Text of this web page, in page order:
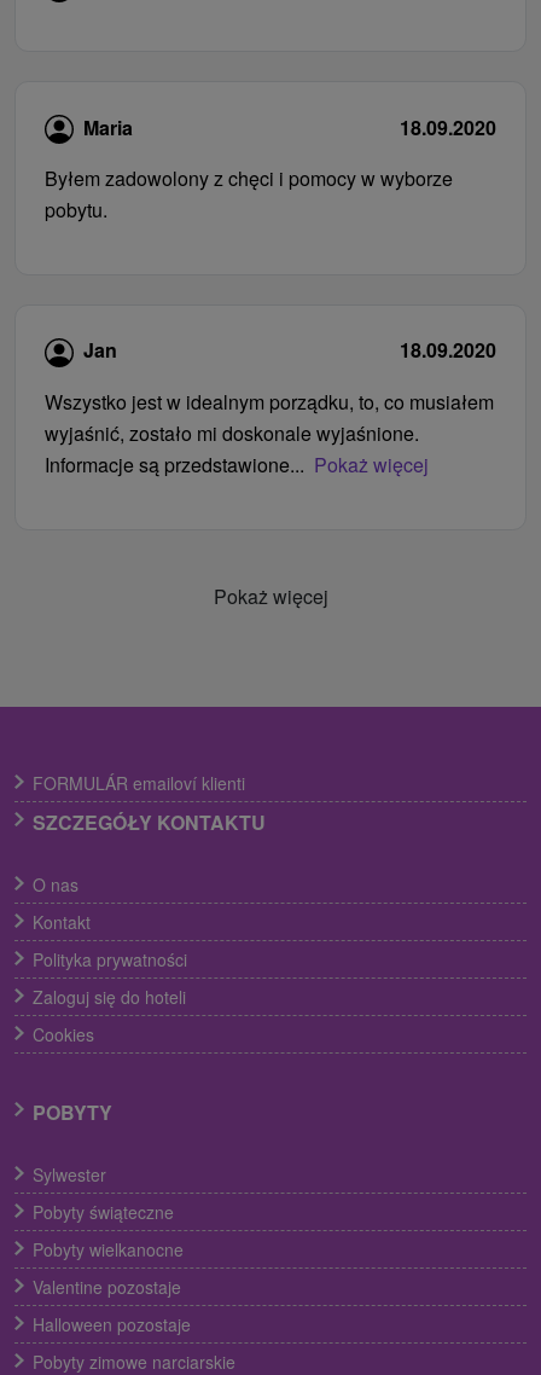
Maria
18.09.2020
Byłem zadowolony z chęci i pomocy w wyborze
pobytu.
Jan
18.09.2020
Wszystko jest w idealnym porządku, to, co musiałem
wyjaśnić, zostało mi doskonale wyjaśnione.
Informacje są przedstawione... Pokaż więcej
Pokaż więcej
FORMULÁR emailoví klienti
SZCZEGÓŁY KONTAKTU
O nas
Kontakt
Polityka prywatności
Zaloguj się do hoteli
Cookies
POBYTY
Sylwester
Pobyty świąteczne
Pobyty wielkanocne
Valentine pozostaje
Halloween pozostaje
Pobyty zimowe narciarskie